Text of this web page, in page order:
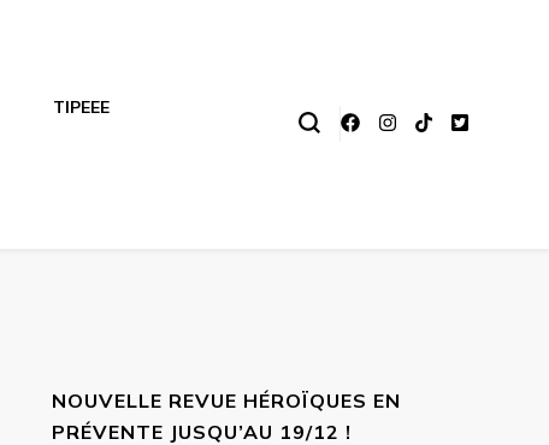
TIPEEE
NOUVELLE REVUE HÉROÏQUES EN
PRÉVENTE JUSQU’AU 19/12 !